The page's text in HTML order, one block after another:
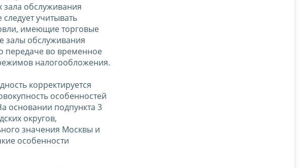
обслуживания
учитывать
имеющие торговые
залы обслуживания
передаче во временное
налогообложения.
корректируется
особенностей
основании подпункта 3
округов,
значения Москвы и
особенности